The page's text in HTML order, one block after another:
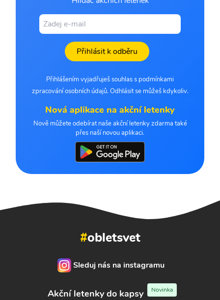
Přihlásit k odběru
Přihlášením vyjadřuješ souhlas s podmínkami
zpracování osobních údajů. Odhlásit se můžeš kdykoliv.
Nová aplikace na akční letenky
Nově můžete odebírat naše akční letenky zdarma také
přes naší novou aplikaci.
#obletsvet
Sleduj nás na instagramu
Akční letenky do kapsy Novinka